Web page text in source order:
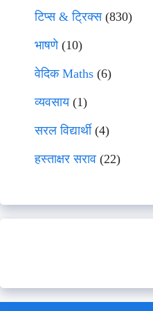
टिप्स & ट्रिक्स(830)
भाषणे(10)
वेदिक Maths (6)
व्यवसाय(1)
सरल विद्यार्थी(4)
हस्ताक्षर सराव (22)